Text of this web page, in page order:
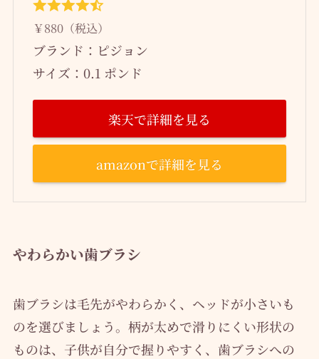
￥880（税込）
ブランド：ピジョン
サイズ：0.1 ポンド
楽天で詳細を見る
amazonで詳細を見る
やわらかい歯ブラシ
歯ブラシは毛先がやわらかく、ヘッドが小さいも
のを選びましょう。柄が太めで滑りにくい形状の
ものは、子供が自分で握りやすく、歯ブラシへの